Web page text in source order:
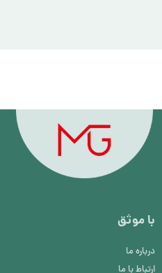
با موثق
درباره ما
ارتباط با ما